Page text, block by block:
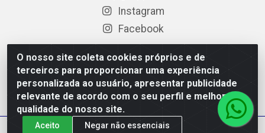
O nosso site coleta cookies próprios e de
terceiros para proporcionar uma experiência
personalizada ao usuário, apresentar publicidade
relevante de acordo com o seu perfil e melhorar a
qualidade do nosso site.
Aceito Negar não essenciais
Instagram
Facebook
DLP - AV. Engenheiro Abdias de Carvalho, 962 - Bongi -
PE - CEP 50.640-525 - CNPJ 05.429.222/0001-48